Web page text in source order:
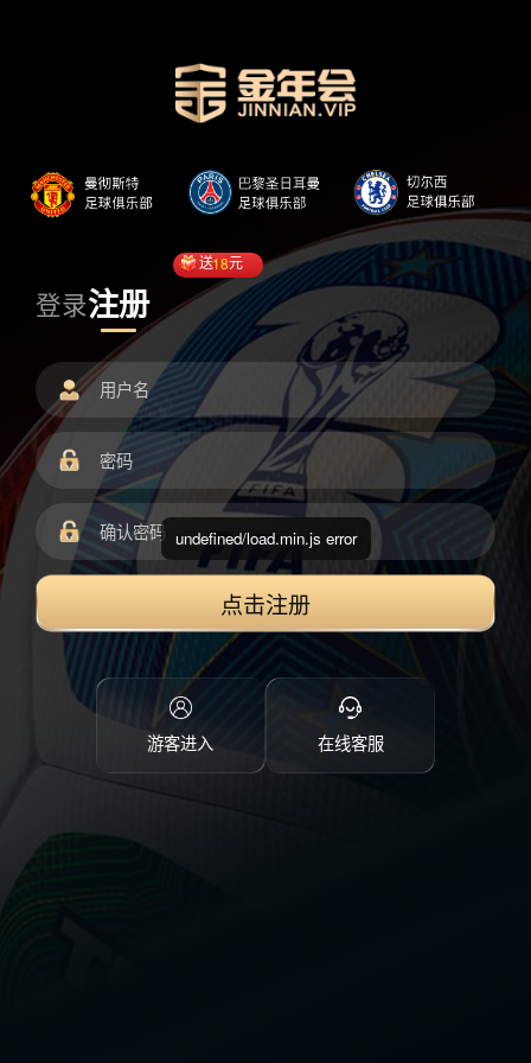
登录注册
送18元
点击注册
游客进入 在线客服
undefined/load.min.js error